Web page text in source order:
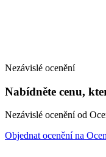
Nezávislé ocenění
Nabídněte cenu,
Nezávislé ocenění od
Objednat ocenění na